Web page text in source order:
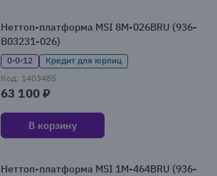
Неттоп-платформа MSI 8M-026BRU (936-
B03231-026)
0·0·12
Кредит для юрлиц
Код: 1403485
63 100 ₽
В корзину
Неттоп-платформа MSI 1M-464BRU (936-